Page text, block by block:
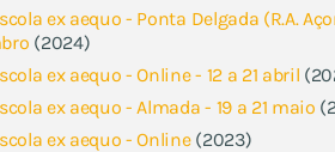
ex aequo - Ponta Delgada (R.A.
(2024)
ex aequo - Online - 12 a 21 abril
ex aequo - Almada - 19 a 21 maio
ex aequo - Online(2023)